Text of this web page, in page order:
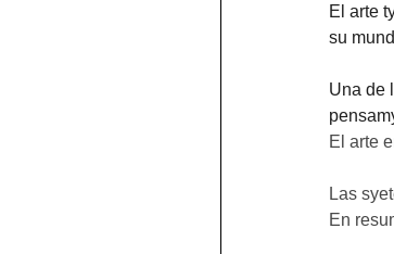
El arte
su
Una de
El arte
Las
En